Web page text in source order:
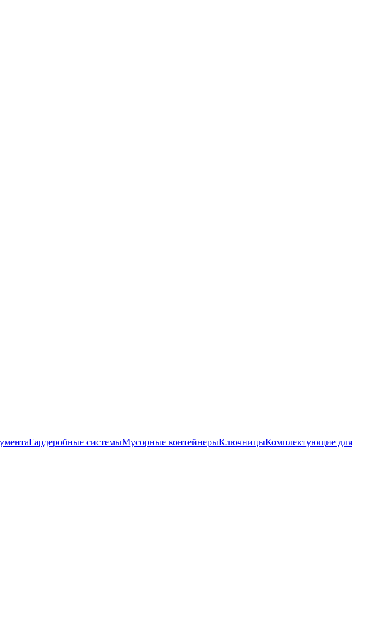
Гардеробные системыМусорные контейнерыКлючницыКомплектующие для